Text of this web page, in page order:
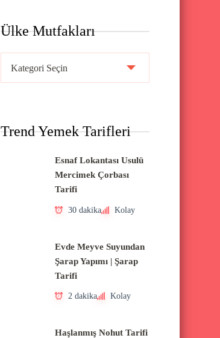
Ülke Mutfakları
l
M
Trend Yemek Tarifleri
Esnaf Lokantası Usulü
Mercimek Çorbası
Tarifi
30 dakika Kolay
Evde Meyve Suyundan
Şarap Yapımı | Şarap
Tarifi
2 dakika Kolay
Haşlanmış Nohut Tarifi